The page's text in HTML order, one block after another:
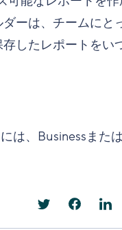
ーは、チームにと
したレポートを
は、Businessまた